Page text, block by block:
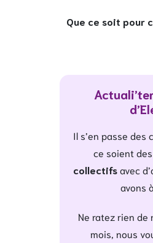
Que ce soit pour
Il s’en passe des
ce soient
collectifsavec
avons
Ne ratez rien de
mois, nous